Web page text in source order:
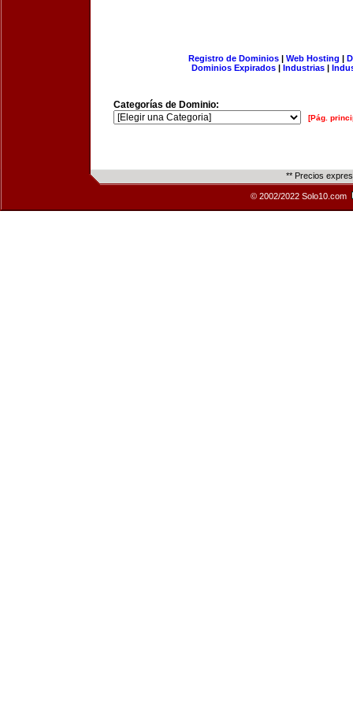
Registro de Dominios| Web Hosting |
Dominios Expirados | Industrias |
Categorías de Dominio:
[Pág.
** Precios
© 2002/2022 Solo10.com